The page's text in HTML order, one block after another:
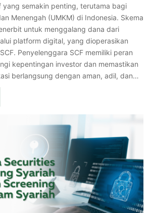
yang semakin penting, terutama bagi
Menengah (UMKM) di Indonesia. Skema
untuk menggalang dana dari
platform digital, yang dioperasikan
Penyelenggara SCF memiliki peran
kepentingan investor dan memastikan
berlangsung dengan aman, adil, dan…